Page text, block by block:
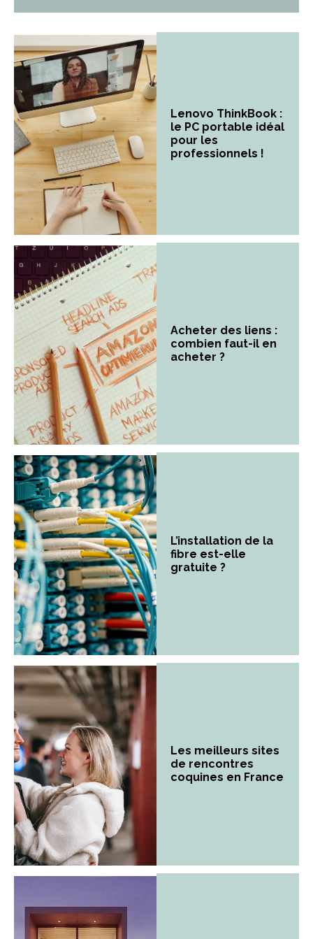
Lenovo ThinkBook :
le PC portable idéal
pour les
professionnels !
Acheter des liens :
combien faut-il en
acheter ?
L’installation de la
fibre est-elle
gratuite ?
Les meilleurs sites
de rencontres
coquines en France